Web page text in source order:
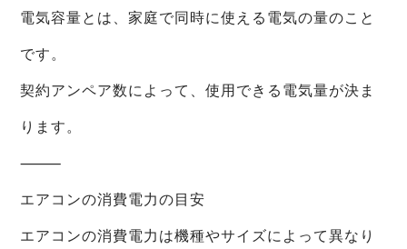
電気容量とは、家庭で同時に使える電気の量のこと
です。
契約アンペア数によって、使用できる電気量が決ま
ります。
⸻
エアコンの消費電力の目安
エアコンの消費電力は機種やサイズによって異なり